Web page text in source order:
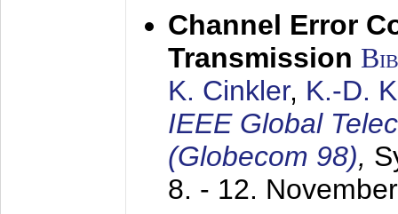
Channel Error
Transmission
K. Cinkler, K.-D.
IEEE Global
(Globecom 98),
8. - 12.